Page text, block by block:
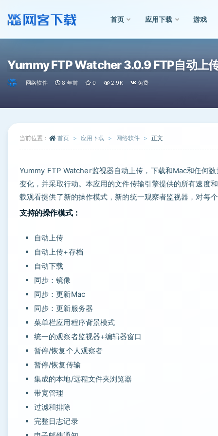
首页 应用下载 游戏
Yummy FTP Watcher 3.0.9 FTP自动上
网络软件 8 年前 0 2.9K 免费
当前位置： 首页 应用下载 网络软件 正文
Yummy FTP Watcher监视器自动上传，下载和Mac和任何
变化，并采取行动。本应用的文件传输引擎提供的所有速度
载观看提供了新的操作模式，新的统一观察者监视器，对每
支持的操作模式：
自动上传
自动上传+存档
自动下载
同步：镜像
同步：更新Mac
同步：更新服务器
菜单栏应用程序背景模式
统一的观察者监视器+编辑器窗口
暂停/恢复个人观察者
暂停/恢复传输
集成的本地/远程文件夹浏览器
带宽管理
过滤和排除
完整日志记录